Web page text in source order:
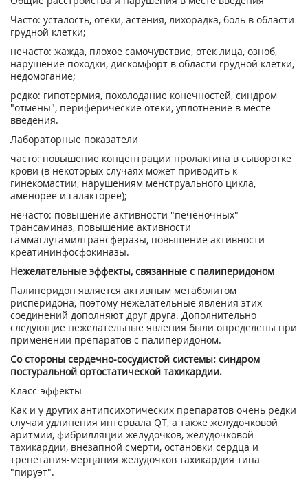
Часто: усталость, отеки, астения, лихорадка, боль в области
грудной клетки;
нечасто: жажда, плохое самочувствие, отек лица, озноб,
нарушение походки, дискомфорт в области грудной клетки,
недомогание;
редко: гипотермия, похолодание конечностей, синдром
"отмены", периферические отеки, уплотнение в месте
введения.
Лабораторные показатели
часто: повышение концентрации пролактина в сыворотке
крови (в некоторых случаях может приводить к
гинекомастии, нарушениям менструального цикла,
аменорее и галакторее);
нечасто: повышение активности "печеночных"
трансаминаз, повышение активности
гаммаглутамилтрансферазы, повышение активности
креатининфосфокиназы.
Нежелательные эффекты, связанные с палиперидоном
Палиперидон является активным метаболитом
рисперидона, поэтому нежелательные явления этих
соединений дополняют друг друга. Дополнительно
следующие нежелательные явления были определены при
применении препаратов с палиперидоном.
Со стороны сердечно-сосудистой системы: синдром
постуральной ортостатической тахикардии.
Класс-эффекты
Как и у других антипсихотических препаратов очень редки
случаи удлинения интервала QT, а также желудочковой
аритмии, фибрилляции желудочков, желудочковой
тахикардии, внезапной смерти, остановки сердца и
трепетания-мерцания желудочков тахикардия типа
"пируэт".